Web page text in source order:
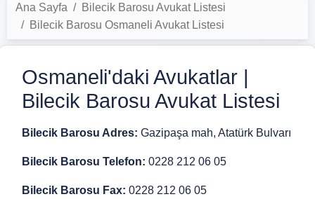
Ana Sayfa
Bilecik Barosu Avukat Listesi
Bilecik Barosu Osmaneli Avukat Listesi
Osmaneli'daki Avukatlar |
Bilecik Barosu Avukat Listesi
Bilecik Barosu Adres: Gazipaşa mah, Atatürk Bulvarı
Bilecik Barosu Telefon: 0228 212 06 05
Bilecik Barosu Fax: 0228 212 06 05